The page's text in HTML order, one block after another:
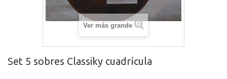
Ver más grande
Set 5 sobres Classiky cuadrícula